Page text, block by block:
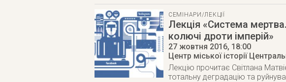
СЕМІНАРИ/ЛЕКЦІЇ
Лекція «Система
колючі дроти імперій»
27 жовтня 2016, 18:00
Центр міської історії
Лекцію прочитає Світлана
тотальну деградацію та